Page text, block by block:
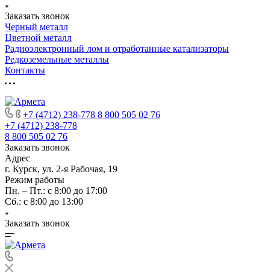
Заказать звонок
Черный металл
Цветной металл
Радиоэлектронный лом и отработанные катализаторы
Редкоземельные металлы
Контакты
+7 (4712) 238-778 8 800 505 02 76
+7 (4712) 238-778
8 800 505 02 76
Заказать звонок
Адрес
г. Курск, ул. 2-я Рабочая, 19
Режим работы
Пн. – Пт.: с 8:00 до 17:00
Сб.: с 8:00 до 13:00
Заказать звонок